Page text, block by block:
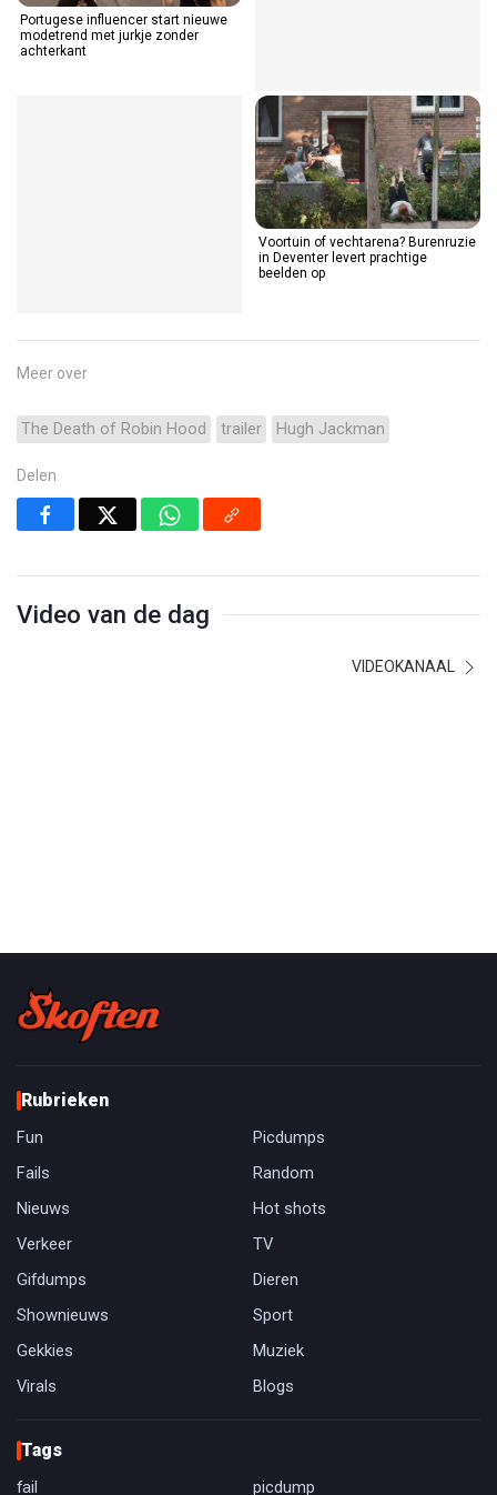
Portugese influencer start nieuwe
modetrend met jurkje zonder
achterkant
Voortuin of vechtarena? Burenruzie
in Deventer levert prachtige
beelden op
Meer over
The Death of Robin Hood trailer Hugh Jackman
Delen
Video van de dag
VIDEOKANAAL
Rubrieken
Fun
Picdumps
Fails
Random
Nieuws
Hot shots
Verkeer
TV
Gifdumps
Dieren
Shownieuws
Sport
Gekkies
Muziek
Virals
Blogs
Tags
fail
picdump